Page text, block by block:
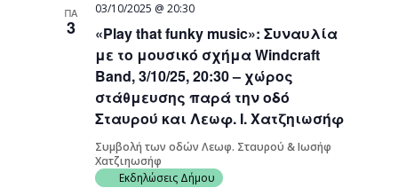
ΠΑ
3
«Play that funky music»: Συναυλία
με το μουσικό σχήμα Windcraft
Band, 3/10/25, 20:30 – χώρος
στάθμευσης παρά την οδό
Σταυρού και Λεωφ. Ι. Χατζηιωσήφ
03/10/2025 @ 20:30
Συμβολή των οδών Λεωφ. Σταυρού & Ιωσήφ
Χατζιηωσήφ
Εκδηλώσεις Δήμου